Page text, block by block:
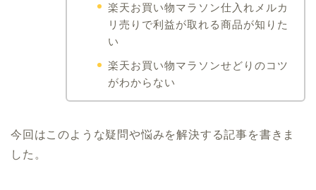
楽天お買い物マラソン仕入れメルカ
リ売りで利益が取れる商品が知りた
い
楽天お買い物マラソンせどりのコツ
がわからない
今回はこのような疑問や悩みを解決する記事を書きま
した。